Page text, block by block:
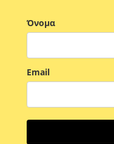
Όνομα
Email